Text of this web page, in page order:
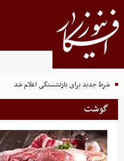
شرط جدید برای بازنشستگی اعلام شد
گوشت